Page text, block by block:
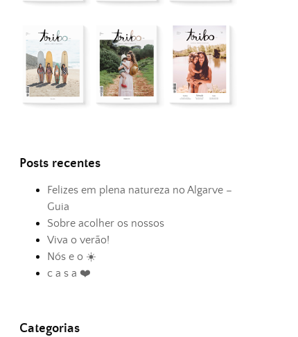
Posts recentes
Felizes em plena natureza no Algarve –
Guia
Sobre acolher os nossos
Viva o verão!
Nós e o ☀️
c a s a ❤️
Categorias